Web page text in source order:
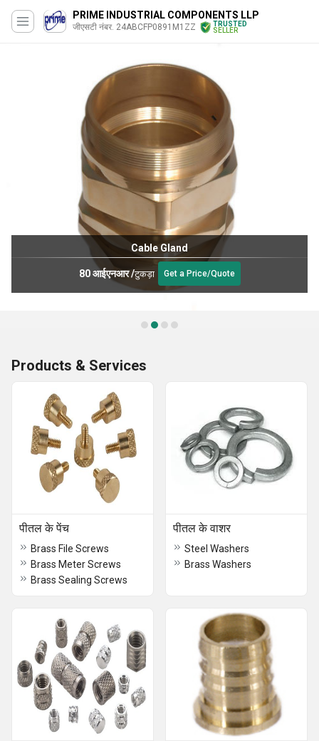
PRIME INDUSTRIAL COMPONENTS LLP
जीएसटी नंबर. 24ABCFP0891M1ZZ
TRUSTED
SELLER
Cable Gland
80 आईएनआर/टुकड़ा Get a Price/Quote
Products & Services
पीतल के पेंच
Brass File Screws
Brass Meter Screws
Brass Sealing Screws
पीतल के वाशर
Steel Washers
Brass Washers